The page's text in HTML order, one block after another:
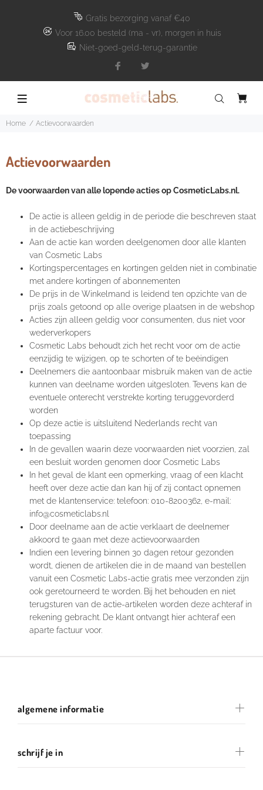
Gratis bezorging vanaf €40
Voor 16.00 besteld (ma - vr), morgen in huis
Niet-goed-geld-terug-garantie
Home Actievoorwaarden
Actievoorwaarden
De voorwaarden van alle lopende acties op CosmeticLabs.nl.
De actie is alleen geldig in de periode die beschreven staat
in de actiebeschrijving
Aan de actie kan worden deelgenomen door alle klanten
van Cosmetic Labs
Kortingspercentages en kortingen gelden niet in combinatie
met andere kortingen of abonnementen
De prijs in de Winkelmand is leidend ten opzichte van de
prijs zoals getoond op alle overige plaatsen in de webshop
Acties zijn alleen geldig voor consumenten, dus niet voor
wederverkopers
Cosmetic Labs behoudt zich het recht voor om de actie
eenzijdig te wijzigen, op te schorten of te beëindigen
Deelnemers die aantoonbaar misbruik maken van de actie
kunnen van deelname worden uitgesloten. Tevens kan de
eventuele onterecht verstrekte korting teruggevorderd
worden
Op deze actie is uitsluitend Nederlands recht van
toepassing
In de gevallen waarin deze voorwaarden niet voorzien, zal
een besluit worden genomen door Cosmetic Labs
In het geval de klant een opmerking, vraag of een klacht
heeft over deze actie dan kan hij of zij contact opnemen
met de klantenservice: telefoon: 010-8200362, e-mail:
info@cosmeticlabs.nl
Door deelname aan de actie verklaart de deelnemer
akkoord te gaan met deze actievoorwaarden
Indien een levering binnen 30 dagen retour gezonden
wordt, dienen de artikelen die in de maand van bestellen
vanuit een Cosmetic Labs-actie gratis mee verzonden zijn
ook geretourneerd te worden. Bij het behouden en niet
terugsturen van de actie-artikelen worden deze achteraf in
rekening gebracht. De klant ontvangt hier achteraf een
aparte factuur voor.
algemene informatie
schrijf je in